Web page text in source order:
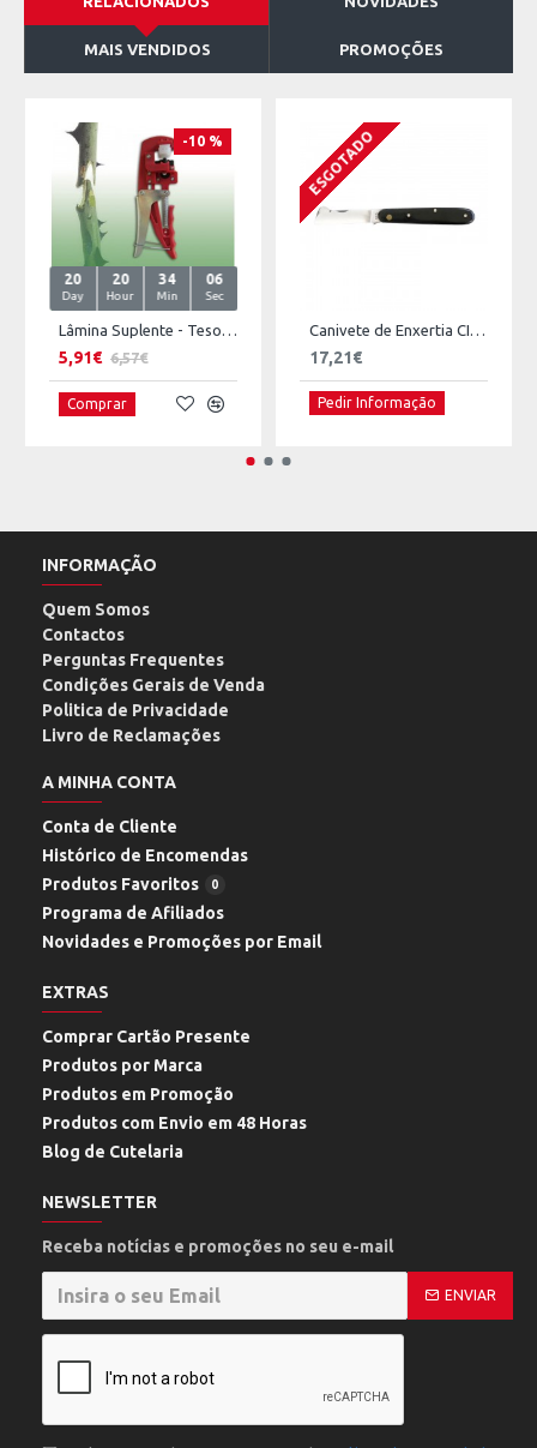
MAIS VENDIDOS PROMOÇÕES
-10 %
20
Day
20
Hour
34
Min
06
Sec
Lâmina Suplente - Tesoura de Enxertia
5,91€ 6,57€
Comprar
ESGOTADO
Canivete de Enxertia CIOL 1901
17,21€
Pedir Informação
INFORMAÇÃO
Quem Somos
Contactos
Perguntas Frequentes
Condições Gerais de Venda
Politica de Privacidade
Livro de Reclamações
A MINHA CONTA
Conta de Cliente
Histórico de Encomendas
Produtos Favoritos
0
Programa de Afiliados
Novidades e Promoções por Email
EXTRAS
Comprar Cartão Presente
Produtos por Marca
Produtos em Promoção
Produtos com Envio em 48 Horas
Blog de Cutelaria
NEWSLETTER
Receba notícias e promoções no seu e-mail
ENVIAR